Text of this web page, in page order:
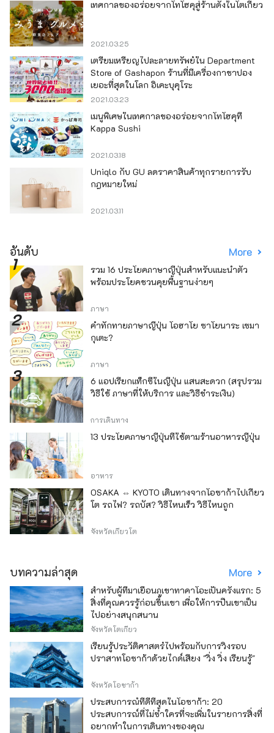
เทศกาลของอร่อยจากโทโฮคุสู่ร้านดังในโตเกียว
2021.03.25
เตรียมเหรียญไปละลายทรัพย์ใน Department
Store of Gashapon ร้านที่มีเครื่องกาชาปอง
เยอะที่สุดในโลก อิเคะบุคุโระ
2021.03.23
เมนูพิเศษในเทศกาลของอร่อยจากโทโฮคุที่
Kappa Sushi
2021.03.18
Uniqlo กับ GU ลดราคาสินค้าทุกรายการรับ
กฎหมายใหม่
2021.03.11
อันดับ More
รวม 16 ประโยคภาษาญี่ปุ่นสำหรับแนะนำตัว
พร้อมประโยคชวนคุยพื้นฐานง่ายๆ
ภาษา
คำทักทายภาษาญี่ปุ่น โอฮาโย ซาโยนาระ เซมา
กุเตะ?
ภาษา
6 แอปเรียกแท็กซี่ในญี่ปุ่น แสนสะดวก (สรุปรวม
วิธีใช้ ภาษาที่ให้บริการ และวิธีชำระเงิน)
การเดินทาง
13 ประโยคภาษาญี่ปุ่นที่ใช้ตามร้านอาหารญี่ปุ่น
อาหาร
OSAKA ⇔ KYOTO เดินทางจากโอซาก้าไปเกียว
โต รถไฟ? รถบัส? วิธีไหนเร็ว วิธีไหนถูก
จังหวัดเกียวโต
บทความล่าสุด More
สำหรับผู้ที่มาเยือนภูเขาทาคาโอะเป็นครั้งแรก: 5
สิ่งที่คุณควรรู้ก่อนขึ้นเขา เพื่อให้การปีนเขาเป็น
ไปอย่างสนุกสนาน
จังหวัดโตเกียว
เรียนรู้ประวัติศาสตร์ไปพร้อมกับการวิ่งรอบ
ปราสาทโอซาก้าด้วยไกด์เสียง "วิ่ง วิ่ง เรียนรู้"
จังหวัดโอซาก้า
ประสบการณ์ที่ดีที่สุดในโอซาก้า: 20
ประสบการณ์ที่ไม่ซ้ำใครที่จะเพิ่มในรายการสิ่งที่
อยากทำในการเดินทางของคุณ